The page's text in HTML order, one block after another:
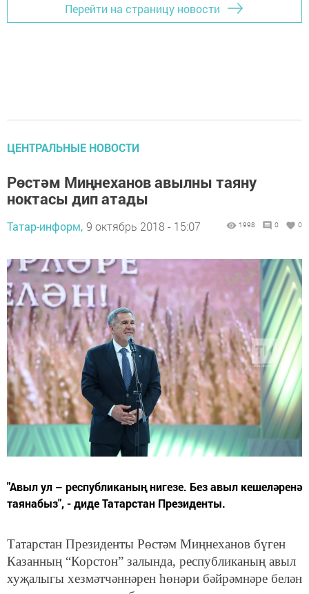
Перейти на страницу новости
ЦЕНТРАЛЬНЫЕ НОВОСТИ
Рөстәм Миңнеханов авылны таяну
ноктасы дип атады
Татар-информ, 9 октябрь 2018 - 15:07 1998 0 0
"Авыл ул – республиканың нигезе. Без авыл кешеләренә
таянабыз", - диде Татарстан Президенты.
Татарстан Президенты Рөстәм Миңнеханов бүген
Казанның “Корстон” залында, республиканың авыл
хуҗалыгы хезмәтчәннәрен һөнәри бәйрәмнәре белән